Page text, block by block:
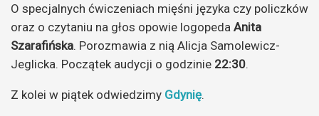
O specjalnych ćwiczeniach mięśni języka czy policzków
oraz o czytaniu na głos opowie logopeda Anita
Szarafińska. Porozmawia z nią Alicja Samolewicz-
Jeglicka. Początek audycji o godzinie 22:30.
Z kolei w piątek odwiedzimy Gdynię.